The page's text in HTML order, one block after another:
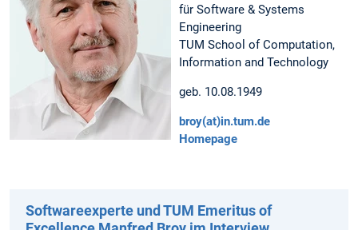
für Software & Systems
Engineering
TUM School of Computation,
Information and Technology
geb. 10.08.1949
broy(at)in.tum.de
Homepage
Softwareexperte und TUM Emeritus of